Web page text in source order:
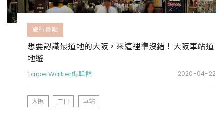
旅行景點
想要認識最道地的大阪，來這裡準沒錯！大阪車站道
地遊
TaipeiWalker編輯群 2020-04-22
大阪 二日 車站